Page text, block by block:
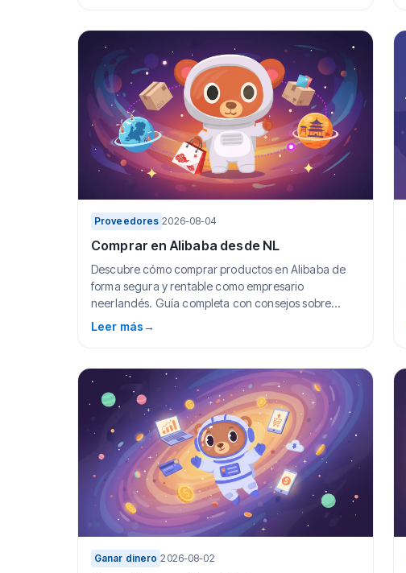
Proveedores 2026-08-04
Comprar en Alibaba desde NL
Descubre cómo comprar productos en Alibaba de
forma segura y rentable como empresario
neerlandés. Guía completa con consejos sobre
proveedores, pag...
Leer más→
Ganar dinero 2026-08-02